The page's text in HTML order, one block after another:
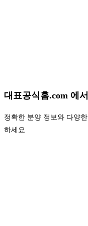
대표공식홈.com 에
정확한 분양 정보와 다양
하세요